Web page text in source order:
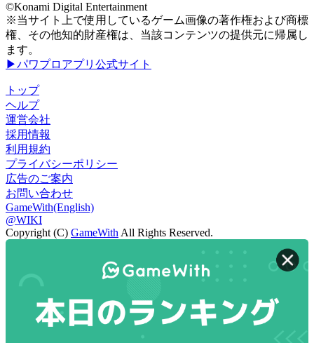
©Konami Digital Entertainment
※当サイト上で使用しているゲーム画像の著作権および商標
権、その他知的財産権は、当該コンテンツの提供元に帰属し
ます。
▶パワプロアプリ公式サイト
トップ
ヘルプ
運営会社
採用情報
利用規約
プライバシーポリシー
広告のご案内
お問い合わせ
GameWith(English)
@WIKI
Copyright (C) GameWith All Rights Reserved.